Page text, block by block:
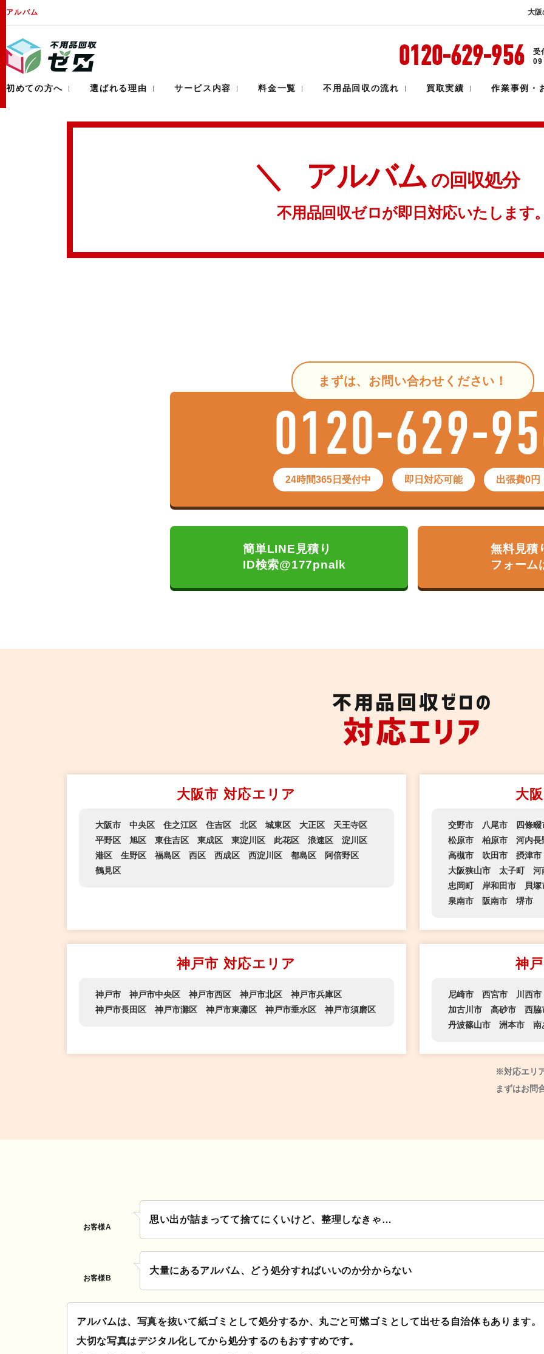
アルバム 大阪
0120-629-956
受
初めての方へ 選ばれる理由 サービス内容 料金一覧 不用品回収の流れ 買取実績 作業事例・
アルバム の回収処分
不用品回収ゼロが即日対応いたします
まずは、お問い合わせください！
0120-629-
24時間365日受付中 即日対応可能 出張費0円
簡単LINE見積り
ID検索@177pnalk
無料見積
フォーム
不用品回収ゼロの
対応エリア
大阪市 対応エリア
大阪市 中央区 住之江区 住吉区 北区 城東区 大正区
天王寺区
平野区
旭区 東住吉区 東成区 東淀川区 此花区 浪速区
淀川区
港区
生野区 福島区 西区 西成区 西淀川区 都島区
阿倍野区
鶴見区
大
交野市 八尾市
四條畷
松原市
柏原市
河内長
高槻市
吹田市
摂津市
大阪狭山市
太子町
河
忠岡町
岸和田市
貝塚
泉南市
阪南市 堺市
神戸市 対応エリア
神戸市 神戸市中央区 神戸市西区 神戸市北区
神戸市兵庫区
神戸市長田区
神戸市灘区 神戸市東灘区 神戸市垂水区 神戸市須磨区
神
尼崎市 西宮市
川西市
加古川市
高砂市
西脇
丹波篠山市
洲本市 南
※対応エリ
まずはお問
お客様A
思い出が詰まってて捨てにくいけど、整理しなきゃ…
お客様B
大量にあるアルバム、どう処分すればいいのか分からない
アルバムは、写真を抜いて紙ゴミとして処分するか、丸ごと可燃ゴミとして出せる自治体もあります。
大切な写真はデジタル化してから処分するのもおすすめです。